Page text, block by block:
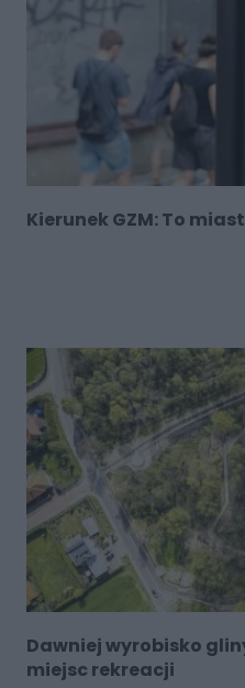
Kierunek GZM: To
Dawniej wyrobisko
miejsc rekreacji